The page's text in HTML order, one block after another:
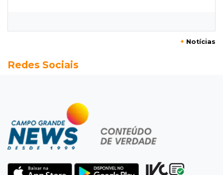
Semana vai começar com 909 novas
Flagrante
Motorista atinge carro parado, perde
retrovisor e foge no Jardim Antártica
“Sinto que ela está por perto”, diz mãe de
+ Notícias
Redes Sociais